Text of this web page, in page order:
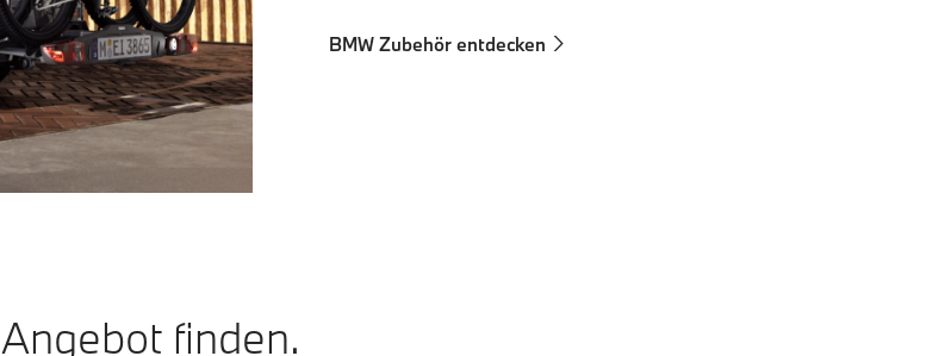
BMW Zubehör entdecken
Angebot finden.